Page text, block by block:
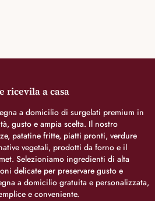
ricevila a casa
a domicilio di surgelati premium in
gusto e ampia scelta. Il nostro
patatine fritte, piatti pronti, verdure
vegetali, prodotti da forno e il
Selezioniamo ingredienti di alta
delicate per preservare gusto e
a domicilio gratuita e personalizzata,
e conveniente.